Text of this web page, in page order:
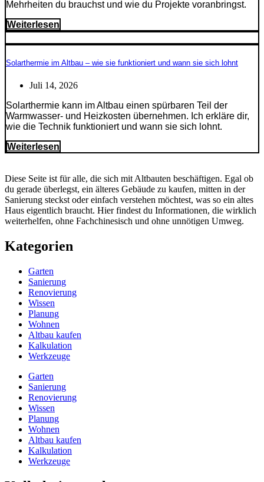
Mehrheiten du brauchst und wie du Projekte voranbringst.
Weiterlesen
Solarthermie im Altbau – wie sie funktioniert und wann sie sich lohnt
Juli 14, 2026
Solarthermie kann im Altbau einen spürbaren Teil der
Warmwasser- und Heizkosten übernehmen. Ich erkläre dir,
wie die Technik funktioniert und wann sie sich lohnt.
Weiterlesen
Diese Seite ist für alle, die sich mit Altbauten beschäftigen. Egal ob
du gerade überlegst, ein älteres Gebäude zu kaufen, mitten in der
Sanierung steckst oder einfach verstehen möchtest, was so ein altes
Haus eigentlich braucht. Hier findest du Informationen, die wirklich
weiterhelfen, ohne Fachchinesisch und ohne unnötigen Umweg.
Kategorien
Garten
Sanierung
Renovierung
Wissen
Planung
Wohnen
Altbau kaufen
Kalkulation
Werkzeuge
Garten
Sanierung
Renovierung
Wissen
Planung
Wohnen
Altbau kaufen
Kalkulation
Werkzeuge